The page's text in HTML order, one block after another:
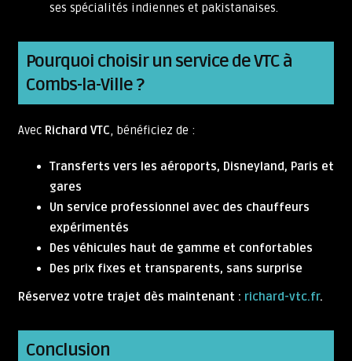
ses spécialités indiennes et pakistanaises.
Pourquoi choisir un service de VTC à
Combs-la-Ville ?
Avec Richard VTC, bénéficiez de :
Transferts vers les aéroports, Disneyland, Paris et
gares
Un service professionnel avec des chauffeurs
expérimentés
Des véhicules haut de gamme et confortables
Des prix fixes et transparents, sans surprise
Réservez votre trajet dès maintenant : richard-vtc.fr.
Conclusion